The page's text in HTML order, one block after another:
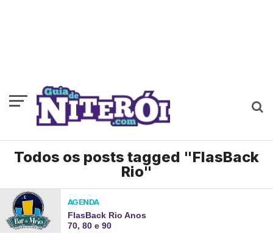
Todos os posts tagged "FlasBack
Rio"
AGENDA
FlasBack Rio Anos
70, 80 e 90